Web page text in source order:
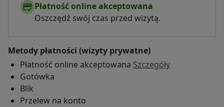
Płatność online akceptowana
Oszczędź swój czas przed wizytą.
Metody płatności (wizyty prywatne)
Płatność online akceptowana Szczegóły
Gotówka
Blik
Przelew na konto